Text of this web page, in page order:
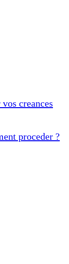
creances
proceder ?